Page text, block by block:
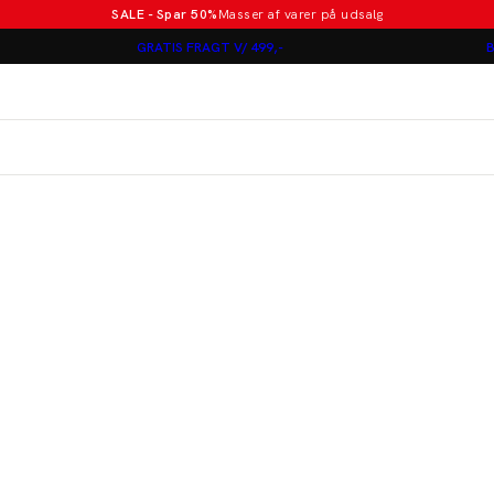
SALE - Spar 50%Masser af varer på udsalg
GRATIS FRAGT V/ 499,-Poloer i nye farver
Jakkesæt fra 1499 kr.
Lindbergh